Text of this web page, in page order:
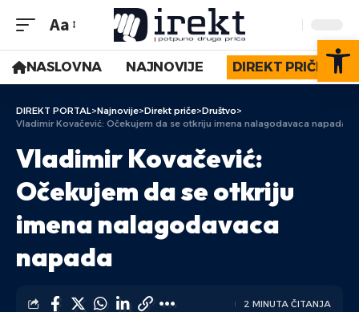
Aa
NASLOVNA NAJNOVIJE DIREKT PRIČE
DIREKT PORTAL>Najnovije>Direkt priče>Društvo>
Vladimir Kovačević: Očekujem da se otkriju imena nalagodavaca napada
Vladimir Kovačević:
Očekujem da se otkriju
imena nalagodavaca
napada
2 MINUTA ČITANJA